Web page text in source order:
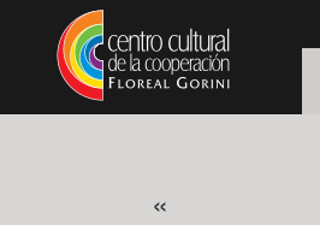
Pasar al contenido principal
Jump to main content
«